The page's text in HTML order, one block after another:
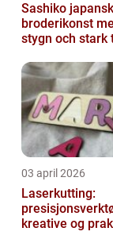
Sashiko japansk
broderikonst
stygn och stark
03 april 2026
Laserkutting:
kreative og